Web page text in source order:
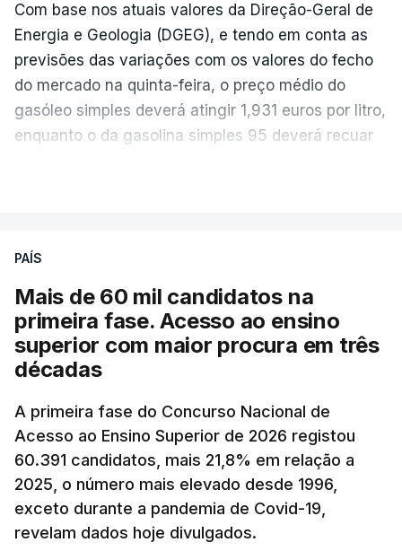
Com base nos atuais valores da Direção-Geral de
Energia e Geologia (DGEG), e tendo em conta as
previsões das variações com os valores do fecho
do mercado na quinta-feira, o preço médio do
gasóleo simples deverá atingir 1,931 euros por litro,
enquanto o da gasolina simples 95 deverá recuar
evolução das cotações internacionais do petróleo,
posto de abastecimento, a marca e a localização.
A atualização do desconto do Imposto sobre os
Produtos Petrolíferos (ISP) também poderá
O Governo comprometeu-se a aplicar uma redução
extraordinária e temporária no ISP, sempre que se
verifique um aumento do preço dos combustíveis
superior a 10 cêntimos, para mitigar a escalada de
preços.
PAÍS
Mais de 60 mil candidatos na
primeira fase. Acesso ao ensino
superior com maior procura em três
décadas
A primeira fase do Concurso Nacional de
Acesso ao Ensino Superior de 2026 registou
60.391 candidatos, mais 21,8% em relação a
2025, o número mais elevado desde 1996,
exceto durante a pandemia de Covid-19,
revelam dados hoje divulgados.